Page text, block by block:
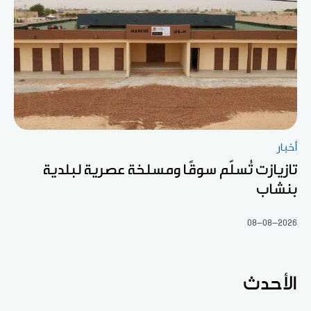
أخبار
تازيازت تُسلّم سوقًا ومسلخة عصرية لبلدية
بنشاب
08-08-2026
الأحدث